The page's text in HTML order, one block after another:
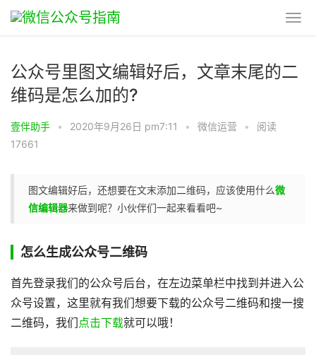
公众号里图文编辑好后，文章末尾的二
维码是怎么加的?
壹伴助手 • 2020年9月26日 pm7:11 • 微信运营 •
阅读
17661
图文编辑好后，还想要在文末添加二维码，应该使用什么微
信编辑器来做到呢？小伙伴们一起来看看吧~
怎么生成公众号二维码
首先登录我们的公众号后台，在左边菜单栏中找到并进入公
众号设置，这里就有我们想要下载的公众号二维码和搜一搜
二维码，我们 点击下载就可以哦！